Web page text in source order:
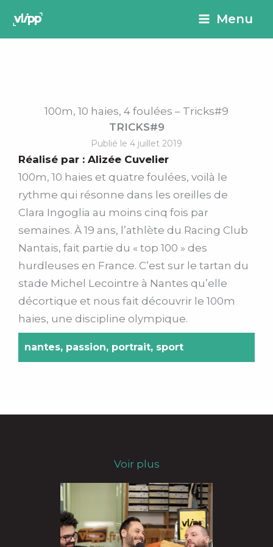
principal
Menu
100m, 10 haies, 4 foulées – Tricks#9
TRICKS#9
Publié le 4 juillet 2019
Réalisé par : Alizée Cuvelier
100m, 10 haies et quatre foulées, voilà le
rythme qui résonne dans les oreilles de
Clara Ingoglia au moins cinq fois par
semaines. À 19 ans, l’athlète du Racing Club
Nantais, fait partie du « top 100 » des
hurdleuses en France. C’est sur le tartan du
stade Michel Lecointre à Nantes qu’elle
décortique et nous fait découvrir le 100m
haies, une discipline olympique.
nantes, passion, portrait, sport
Voir plus